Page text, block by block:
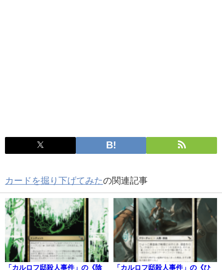
カードを掘り下げてみたの関連記事
「カルロフ邸殺人事件」の《陰
「カルロフ邸殺人事件」の《ひ